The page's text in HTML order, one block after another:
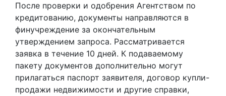
После проверки и одобрения Агентством по
кредитованию, документы направляются в
финучреждение за окончательным
утверждением запроса. Рассматривается
заявка в течение 10 дней. К подаваемому
пакету документов дополнительно могут
прилагаться паспорт заявителя, договор купли-
продажи недвижимости и другие справки,